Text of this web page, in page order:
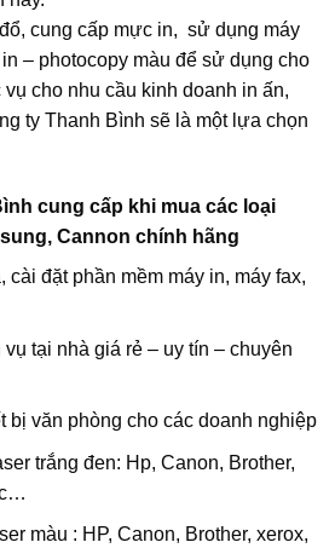
cung cấp mực in, sử dụng máy
– photocopy màu để sử dụng cho
cho nhu cầu kinh doanh in ấn,
ty Thanh Bình sẽ là một lựa chọn
cung cấp khi mua các loại
Cannon chính hãng
cài đặt phần mềm máy in, máy fax,
tại nhà giá rẻ – uy tín – chuyên
bị văn phòng cho các doanh nghiệp
trắng đen: Hp, Canon, Brother,
màu : HP, Canon, Brother, xerox,